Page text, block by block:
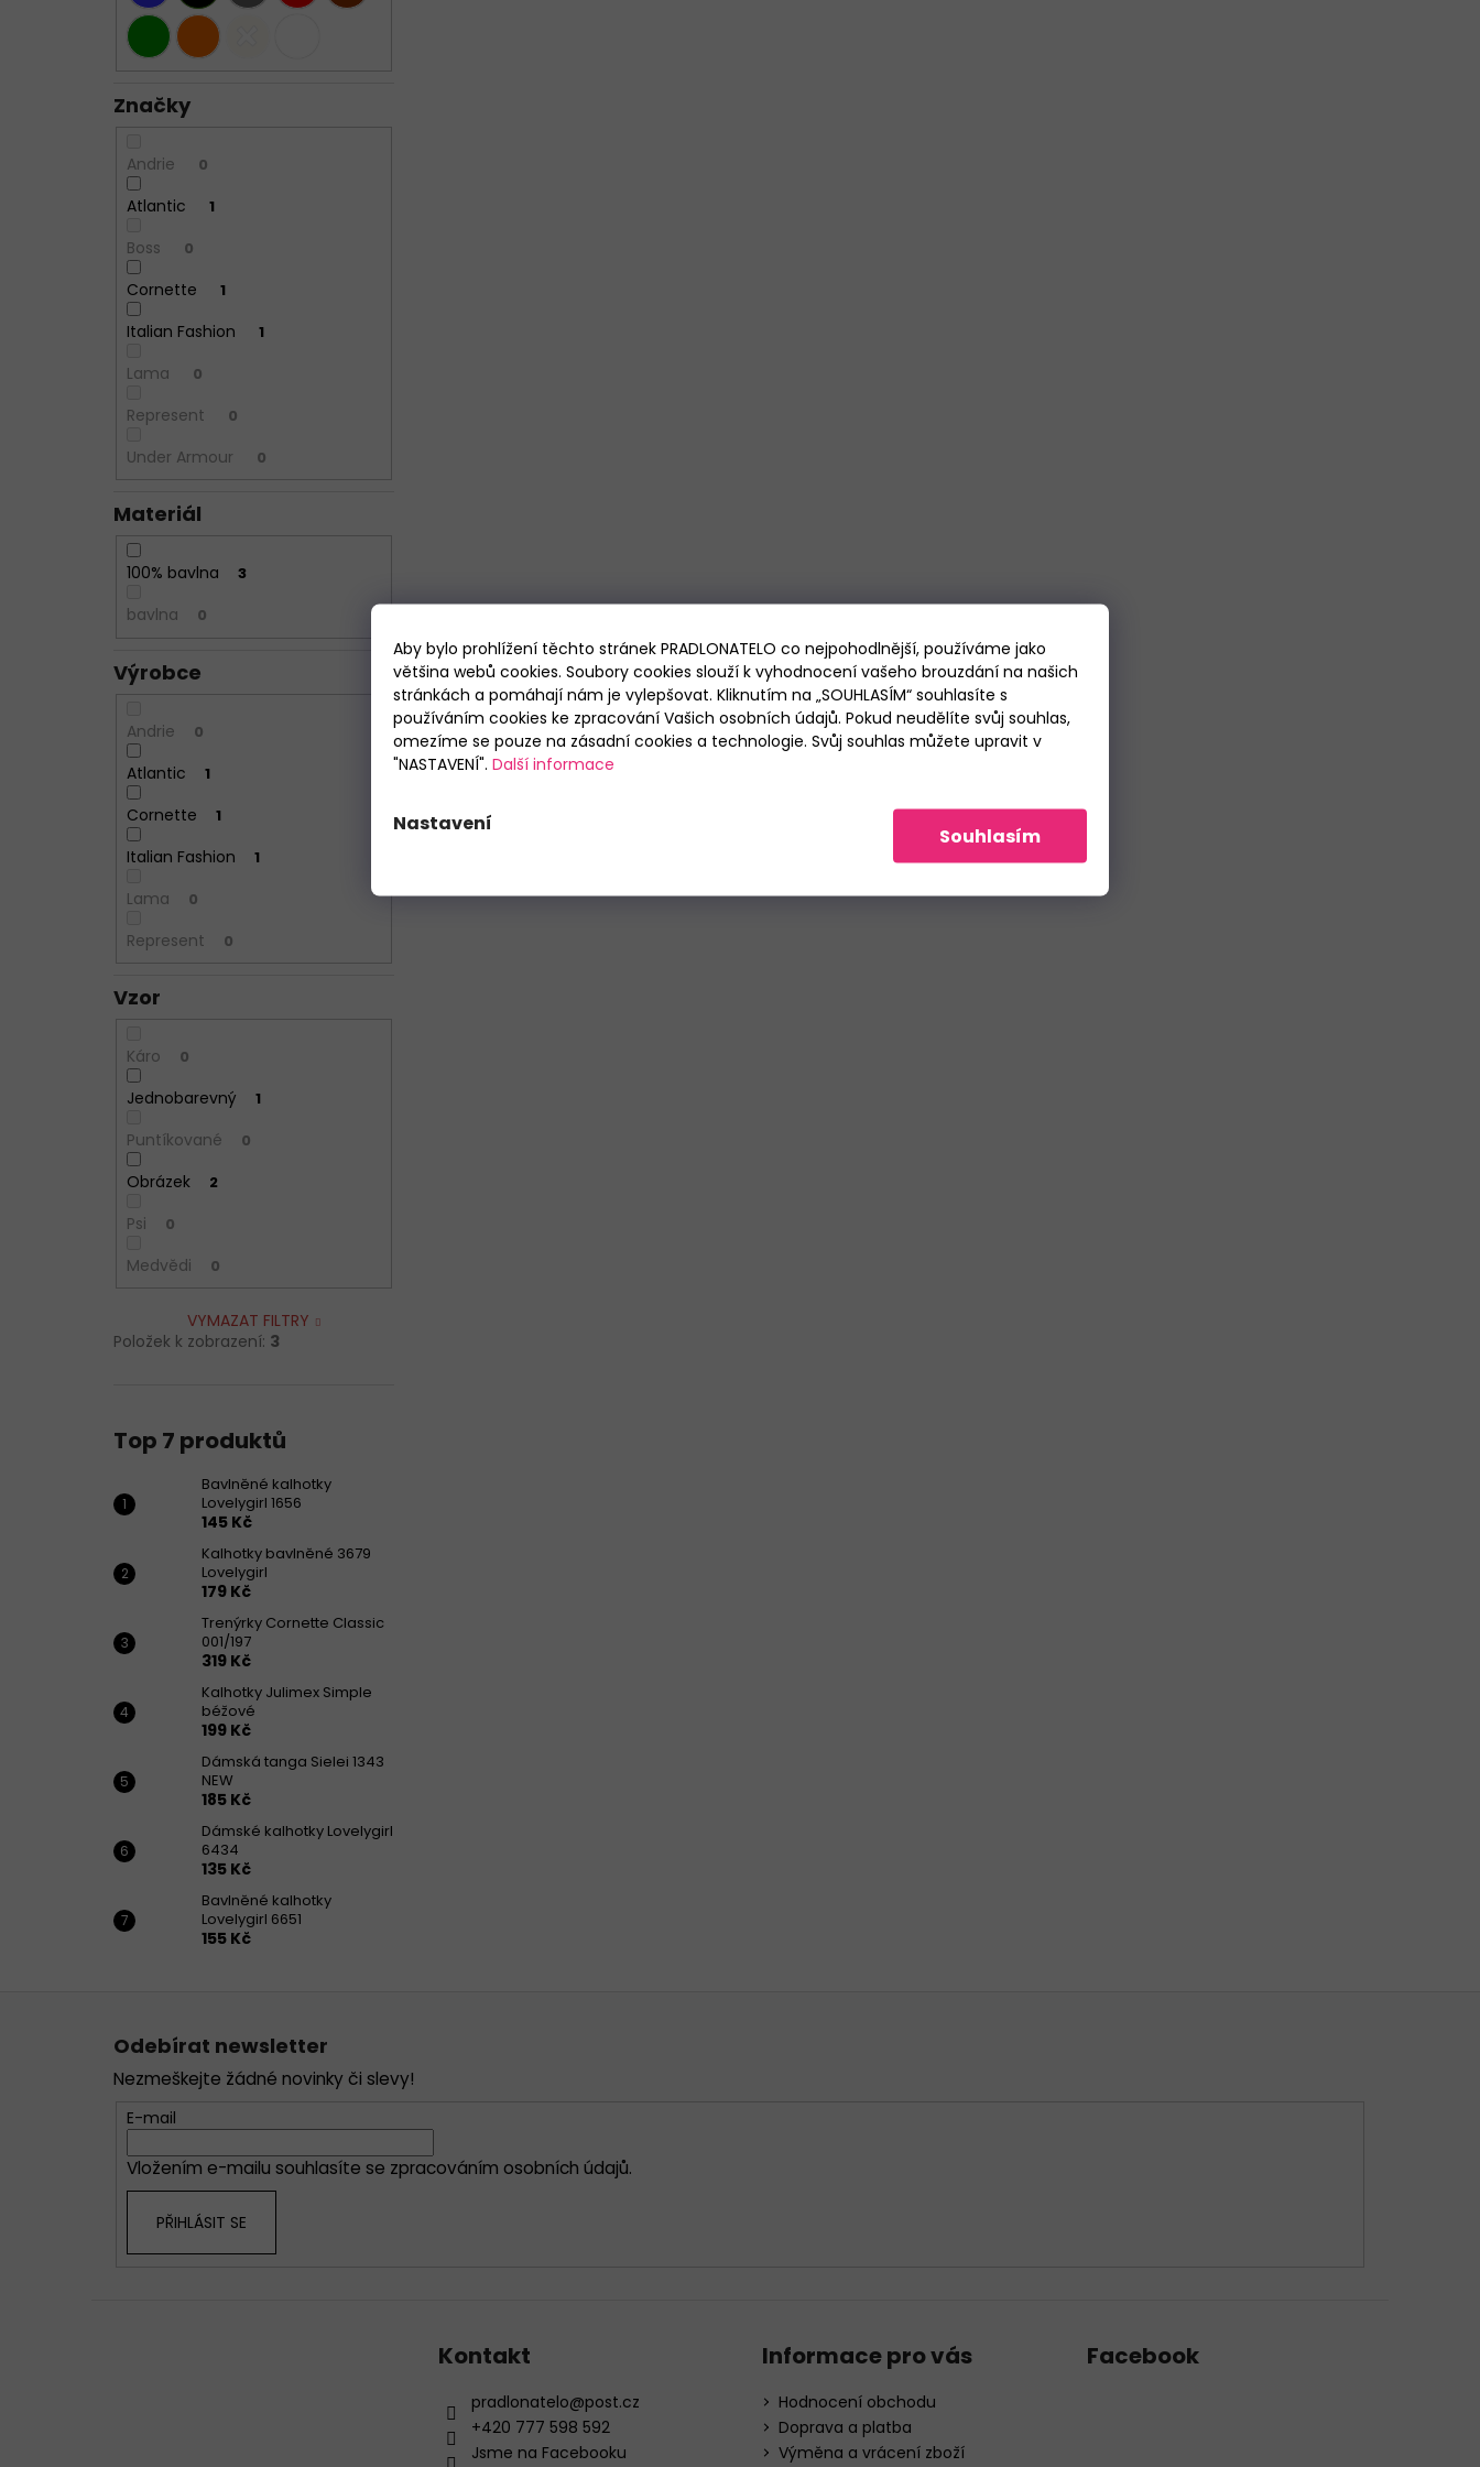
Aby bylo prohlížení těchto stránek PRADLONATELO co nejpohodlnější, používáme jako
většina webů cookies. Soubory cookies slouží k vyhodnocení vašeho brouzdání na našich
stránkách a pomáhají nám je vylepšovat. Kliknutím na „SOUHLASÍM“ souhlasíte s
používáním cookies ke zpracování Vašich osobních údajů. Pokud neudělíte svůj souhlas,
omezíme se pouze na zásadní cookies a technologie. Svůj souhlas můžete upravit v
"NASTAVENÍ". Další informace
Nastavení
Souhlasím
Značky
Andrie 0
Atlantic 1
Boss 0
Cornette 1
Italian Fashion 1
Lama 0
Represent 0
Under Armour 0
Materiál
100% bavlna 3
bavlna 0
Výrobce
Andrie 0
Atlantic 1
Cornette 1
Italian Fashion 1
Lama 0
Represent 0
Vzor
Káro 0
Jednobarevný 1
Puntíkované 0
Obrázek 2
Psi 0
Medvědi 0
VYMAZAT FILTRY
Položek k zobrazení: 3
Top 7 produktů
Bavlněné kalhotky
Lovelygirl 1656
145 Kč
Kalhotky bavlněné 3679
Lovelygirl
179 Kč
Trenýrky Cornette Classic
001/197
319 Kč
Kalhotky Julimex Simple
béžové
199 Kč
Dámská tanga Sielei 1343
NEW
185 Kč
Dámské kalhotky Lovelygirl
6434
135 Kč
Bavlněné kalhotky
Lovelygirl 6651
155 Kč
Odebírat newsletter
Nezmeškejte žádné novinky či slevy!
E-mail
Vložením e-mailu souhlasíte se zpracováním osobních údajů.
PŘIHLÁSIT SE
Kontakt
pradlonatelo@post.cz
+420 777 598 592
Jsme na Facebooku
Informace pro vás
Hodnocení obchodu
Doprava a platba
Výměna a vrácení zboží
Facebook